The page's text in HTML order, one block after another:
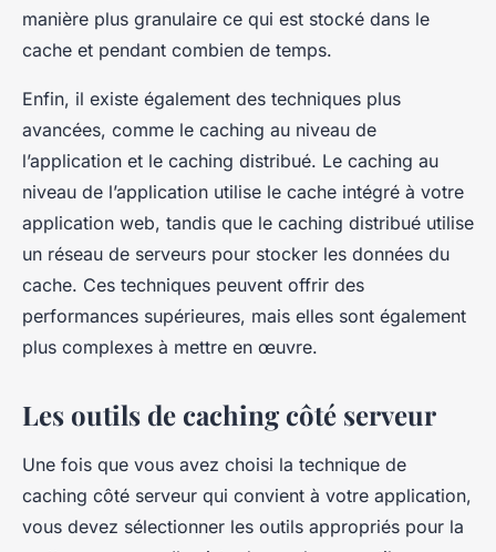
manière plus granulaire ce qui est stocké dans le
cache et pendant combien de temps.
Enfin, il existe également des techniques plus
avancées, comme le caching au niveau de
l’application et le caching distribué. Le caching au
niveau de l’application utilise le cache intégré à votre
application web, tandis que le caching distribué utilise
un réseau de serveurs pour stocker les données du
cache. Ces techniques peuvent offrir des
performances supérieures, mais elles sont également
plus complexes à mettre en œuvre.
Les outils de caching côté serveur
Une fois que vous avez choisi la technique de
caching côté serveur qui convient à votre application,
vous devez sélectionner les outils appropriés pour la